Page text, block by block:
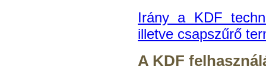
Irány a KDF
illetve csapszűrő
A KDF